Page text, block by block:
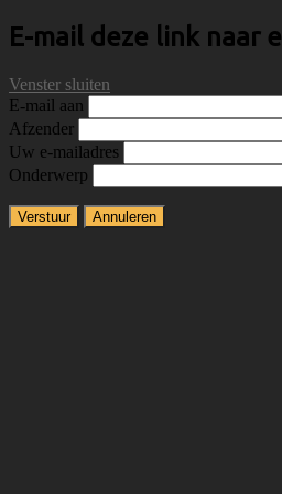
E-mail deze link naar
Venster sluiten
E-mail aan
Afzender
Uw e-mailadres
Onderwerp
Verstuur Annuleren